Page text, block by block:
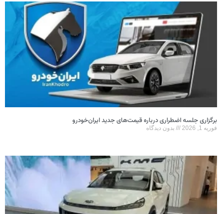
جلسه اضطراری درباره قیمت‌های جدید ایران‌خودرو
1, 2026 بدون دیدگاه